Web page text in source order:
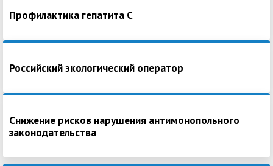
Профилактика гепатита С
Российский экологический оператор
Снижение рисков нарушения антимонопольного
законодательства